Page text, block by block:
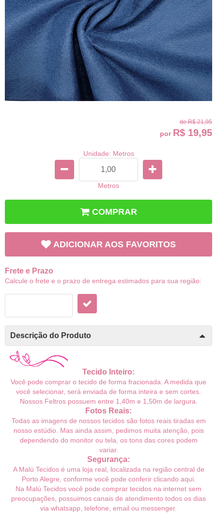
de R$ 21,95
por R$ 19,95
Unidade: Metros
Metros
COMPRAR
ADICIONAR AOS FAVORITOS
Frete e Prazo
Calcule o frete e o prazo de entrega estimados para sua região:
Descrição do Produto
Tecido Inteiro:
Você pode comprar o tecido de forma fracionada. A medida que
você selecionar, será enviada de forma inteira e sem cortes.
Nossos Feltros possuem entre 1,40m e 1,50m de largura.
Fotos Reais:
Todas as imagens de nossos tecidos são fotos reais tiradas em
nosso estúdio. Mas ainda assim, pedimos muita atenção, pois
dependendo do monitor ou tela, os tons das cores podem
variar.
Segurança:
A Malú Tecidos é uma loja real, localizada na região central de
Porto Alegre, conforme você pode conferir clicando aqui.
Na Malú Tecidos você pode comprar tecidos na internet sem
preocupações, possuimos canais de atendimento todos os dias
via whatsapp, telefone, email ou messenger.